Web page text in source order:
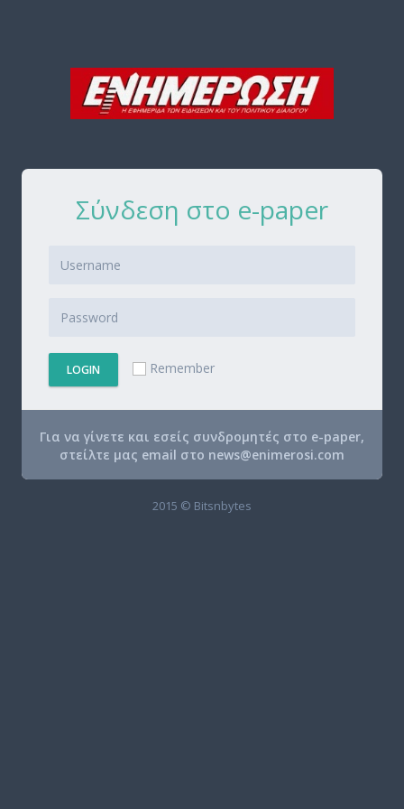
Σύνδεση στο e-paper
LOGIN Remember
Για να γίνετε και εσείς συνδρομητές στο e-paper,
στείλτε μας email στο news@enimerosi.com
2015 © Bitsnbytes